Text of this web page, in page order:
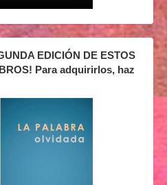
EDICIÓN DE ESTOS
Para adquirirlos, haz